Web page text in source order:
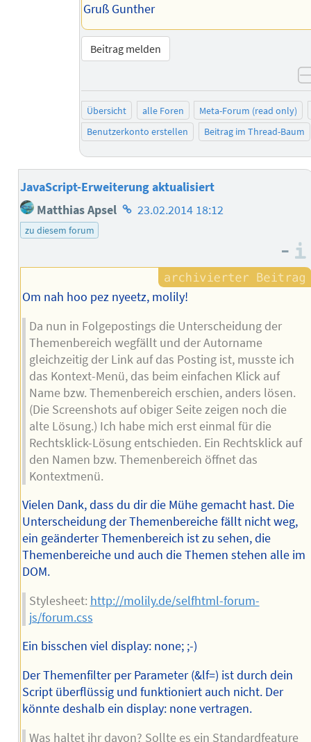
Gruß Gunther
Beitrag melden
Übersicht alle Foren
Meta-Forum (read only)
Benutzerkonto erstellen
Beitrag im Thread-Baum
JavaScript-Erweiterung aktualisiert
Matthias Apsel Homepage
23.02.2014 18:12
zu diesem forum
–
Om nah hoo pez nyeetz, molily!
Da nun in Folgepostings die Unterscheidung der
Themenbereich wegfällt und der Autorname
gleichzeitig der Link auf das Posting ist, musste ich
das Kontext-Menü, das beim einfachen Klick auf
Name bzw. Themenbereich erschien, anders lösen.
(Die Screenshots auf obiger Seite zeigen noch die
alte Lösung.) Ich habe mich erst einmal für die
Rechtsklick-Lösung entschieden. Ein Rechtsklick auf
den Namen bzw. Themenbereich öffnet das
Kontextmenü.
Vielen Dank, dass du dir die Mühe gemacht hast. Die
Unterscheidung der Themenbereiche fällt nicht weg,
ein geänderter Themenbereich ist zu sehen, die
Themenbereiche und auch die Themen stehen alle im
DOM.
Stylesheet: http://molily.de/selfhtml-forum-
js/forum.css
Ein bisschen viel display: none; ;-)
Der Themenfilter per Parameter (&lf=) ist durch dein
Script überflüssig und funktioniert auch nicht. Der
könnte deshalb ein display: none vertragen.
Was haltet ihr davon? Sollte es ein Standardfeature